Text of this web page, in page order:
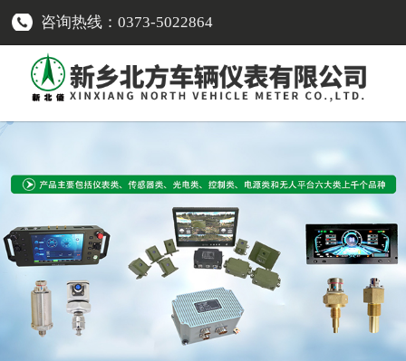
网站首页
传感器类
- 温度传感器
- 压力传感器
- 油量传感器
咨询热线：0373-5022864